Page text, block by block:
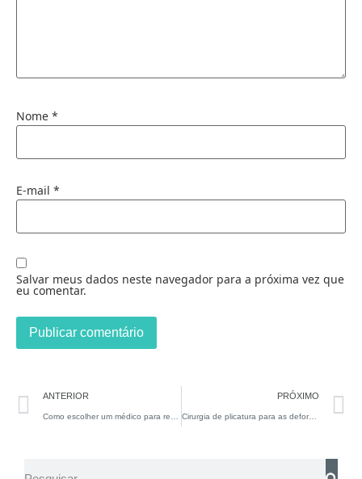
Nome *
E-mail *
Salvar meus dados neste navegador para a próxima vez que
eu comentar.
ANTERIOR PRÓXIMO
Cirurgia de plicatura para as deformidades de Peyronie severas tem resultados similares a casos mais leves